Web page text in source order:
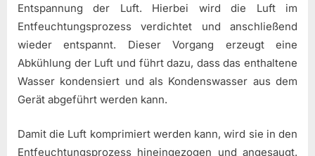
Entspannung der Luft. Hierbei wird die Luft im
Entfeuchtungsprozess verdichtet und anschließend
wieder entspannt. Dieser Vorgang erzeugt eine
Abkühlung der Luft und führt dazu, dass das enthaltene
Wasser kondensiert und als Kondenswasser aus dem
Gerät abgeführt werden kann.
Damit die Luft komprimiert werden kann, wird sie in den
Entfeuchtungsprozess hineingezogen und angesaugt.